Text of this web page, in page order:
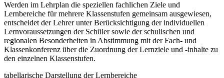
Werden im Lehrplan die speziellen fachlichen Ziele und
Lernbereiche für mehrere Klassenstufen gemeinsam ausgewiesen,
entscheidet der Lehrer unter Berücksichtigung der individuellen
Lernvoraussetzungen der Schüler sowie der schulischen und
regionalen Besonderheiten in Abstimmung mit der Fach- und
Klassenkonferenz über die Zuordnung der Lernziele und -inhalte zu
den einzelnen Klassenstufen.
tabellarische Darstellung der Lernbereiche